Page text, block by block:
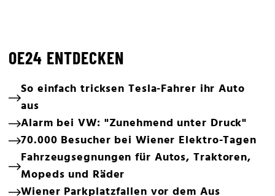
OE24 ENTDECKEN
So einfach tricksen Tesla-Fahrer ihr Auto
aus
Alarm bei VW: "Zunehmend unter Druck"
70.000 Besucher bei Wiener Elektro-Tagen
Fahrzeugsegnungen für Autos, Traktoren,
Mopeds und Räder
Wiener Parkplatzfallen vor dem Aus